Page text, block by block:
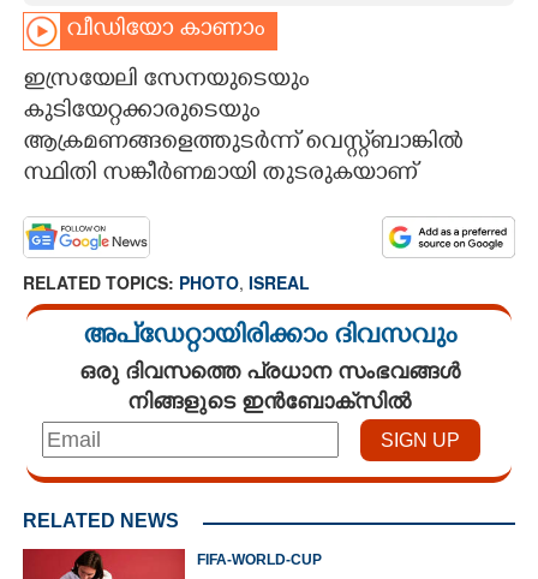
ASTRO
CARTOONS
LITERATURE
ZOOM
CONTACT US
വീഡിയോ കാണാം
ഇസ്രയേലി സേനയുടെയും
കുടിയേറ്റക്കാരുടെയും
ആക്രമണങ്ങളെത്തുടർന്ന് വെസ്റ്റ്ബാങ്കിൽ
സ്ഥിതി സങ്കീർണമായി തുടരുകയാണ്
RELATED TOPICS: PHOTO, ISREAL
അപ്ഡേറ്റായിരിക്കാം ദിവസവും
ഒരു ദിവസത്തെ പ്രധാന സംഭവങ്ങൾ
നിങ്ങളുടെ ഇൻബോക്സിൽ
RELATED NEWS
FIFA-WORLD-CUP